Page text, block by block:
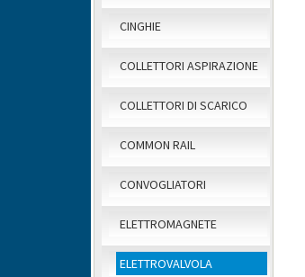
CINGHIE
COLLETTORI ASPIRAZIONE
COLLETTORI DI SCARICO
COMMON RAIL
CONVOGLIATORI
ELETTROMAGNETE
ELETTROVALVOLA